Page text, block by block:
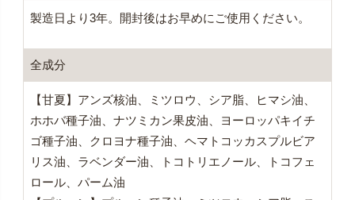
製造日より3年。開封後はお早めにご使用ください。
全成分
【甘夏】アンズ核油、ミツロウ、シア脂、ヒマシ油、
ホホバ種子油、ナツミカン果皮油、ヨーロッパキイチ
ゴ種子油、クロヨナ種子油、ヘマトコッカスプルビア
リス油、ラベンダー油、トコトリエノール、トコフェ
ロール、パーム油